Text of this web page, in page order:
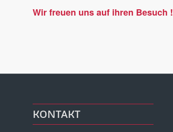
Wir freuen uns auf ihren Besuch !
KONTAKT